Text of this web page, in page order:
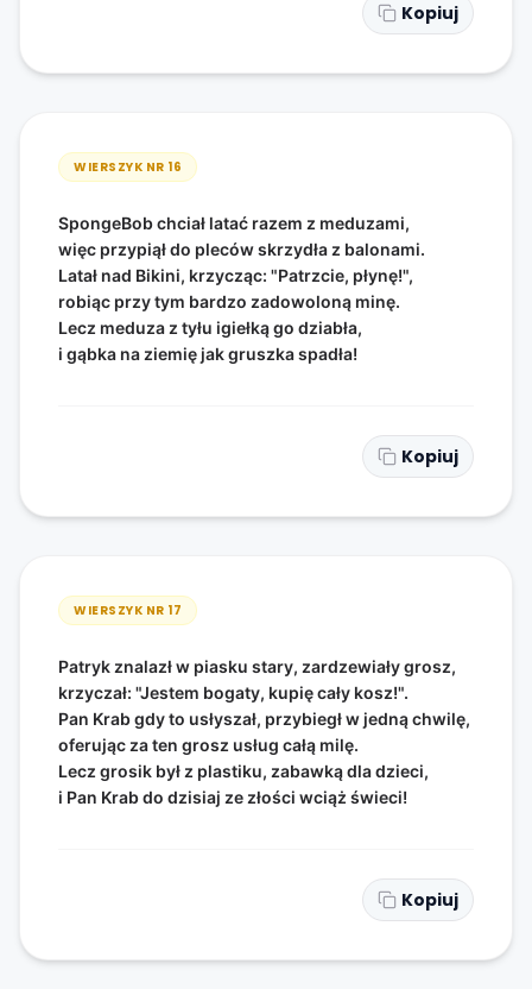
Kopiuj
WIERSZYK NR 16
SpongeBob chciał latać razem z meduzami,
więc przypiął do pleców skrzydła z balonami.
Latał nad Bikini, krzycząc: "Patrzcie, płynę!",
robiąc przy tym bardzo zadowoloną minę.
Lecz meduza z tyłu igiełką go dziabła,
i gąbka na ziemię jak gruszka spadła!
Kopiuj
WIERSZYK NR 17
Patryk znalazł w piasku stary, zardzewiały grosz,
krzyczał: "Jestem bogaty, kupię cały kosz!".
Pan Krab gdy to usłyszał, przybiegł w jedną chwilę,
oferując za ten grosz usług całą milę.
Lecz grosik był z plastiku, zabawką dla dzieci,
i Pan Krab do dzisiaj ze złości wciąż świeci!
Kopiuj